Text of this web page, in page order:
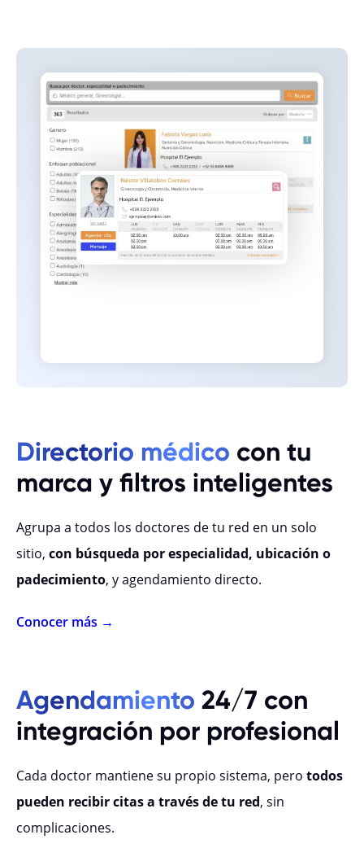
Directorio médico con tu
marca y filtros inteligentes
Agrupa a todos los doctores de tu red en un solo
sitio, con búsqueda por especialidad, ubicación o
padecimiento, y agendamiento directo.
Conocer más →
Agendamiento 24/7 con
integración por profesional
Cada doctor mantiene su propio sistema, pero todos
pueden recibir citas a través de tu red, sin
complicaciones.